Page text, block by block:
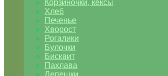
Корзиночки, кексы
Хлеб
Печенье
Хворост
Рогалики
Булочки
Бисквит
Пахлава
Лепешки